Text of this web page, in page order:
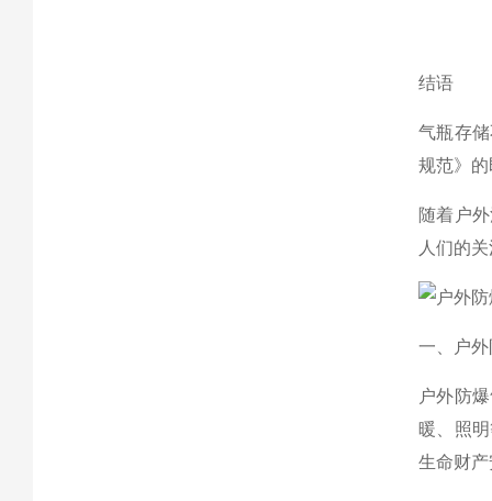
结语
气瓶存
规范》
随着户
人们的
一、户
户外防
暖、照
生命财